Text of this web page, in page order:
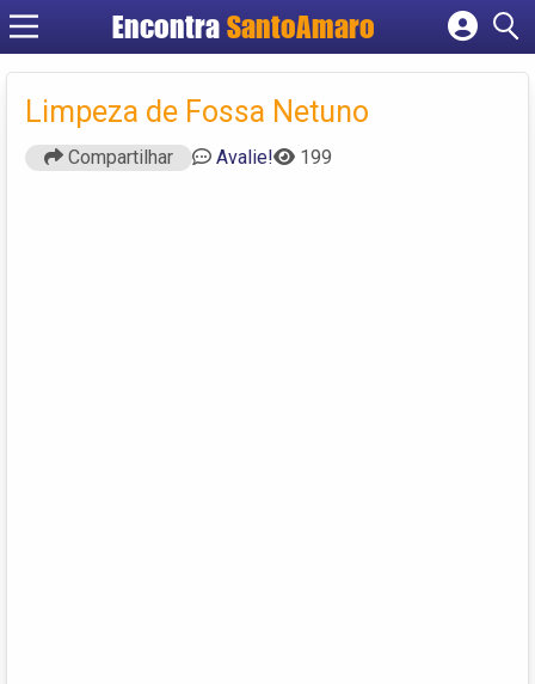
Encontra SantoAmaro
Cadastrar empresa
Criar conta
Limpeza de Fossa Netuno
Compartilhar Avalie! 199